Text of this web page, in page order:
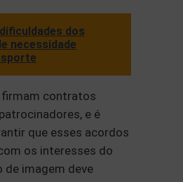
dos
necessidade
contratos
e é
que esses acordos
os interesses do
de imagem deve